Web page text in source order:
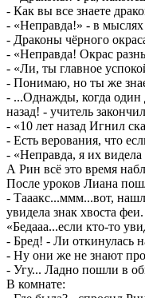
- Как вы все знаете
- «Неправда!» - в мыслях
- Драконы чёрного
- «Неправда! Окрас
- «Ли, ты главное
- Понимаю, но ты же
- ...Однажды, когда один
назад! - учитель
- «10 лет назад Игнил
- Есть верования, что
- «Неправда, я их
А Рин всё это время
После уроков Лиана
- Тааакс...ммм...вот,
увидела знак хвоста феи.
«Бедааа...если кто-то
- Бред! - Ли откинулась
- Ну они же не знают про
- Угу... Ладно пошли в
В комнате: